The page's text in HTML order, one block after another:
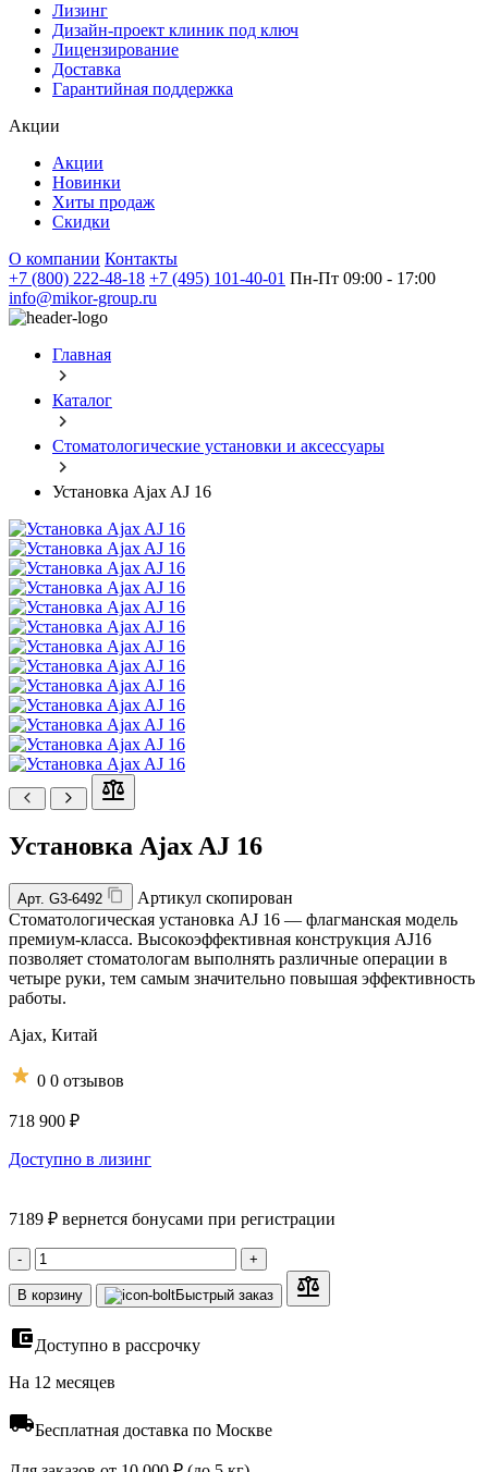
Лизинг
Дизайн-проект клиник под ключ
Лицензирование
Доставка
Гарантийная поддержка
Акции
Акции
Новинки
Хиты продаж
Скидки
О компании Контакты
+7 (800) 222-48-18 +7 (495) 101-40-01 Пн-Пт 09:00 - 17:00
info@mikor-group.ru
Главная
Каталог
Стоматологические установки и аксессуары
Установка Ajax AJ 16
Установка Ajax AJ 16
Арт. G3-6492
Артикул скопирован
Стоматологическая установка AJ 16 — флагманская модель
премиум-класса. Высокоэффективная конструкция AJ16
позволяет стоматологам выполнять различные операции в
четыре руки, тем самым значительно повышая эффективность
работы.
Ajax, Китай
0 0 отзывов
718 900 ₽
Доступно в лизинг
7189 ₽ вернется бонусами при регистрации
- +
В корзину Быстрый заказ
Доступно в рассрочку
На 12 месяцев
Бесплатная доставка по Москве